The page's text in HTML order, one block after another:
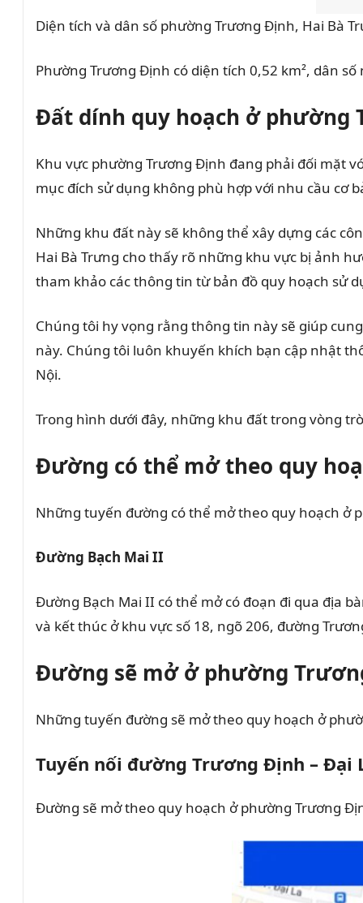
Diện tích và dân số phường Trương Định, Hai Bà
Phường Trương Định có diện tích 0,52 km², dân
Đất dính quy hoạch ở phường
Khu vực phường Trương Định đang phải đối mặt
mục đích sử dụng không phù hợp với nhu cầu cơ
Những khu đất này sẽ không thể xây dựng các
Hai Bà Trưng cho thấy rõ những khu vực bị ảnh
tham khảo các thông tin từ bản đồ quy hoạch sử
Chúng tôi hy vọng rằng thông tin này sẽ giúp
này. Chúng tôi luôn khuyến khích bạn cập nhật
Nội.
Trong hình dưới đây, những khu đất trong vòng
Đường có thể mở theo quy
Những tuyến đường có thể mở theo quy hoạch ở
Đường Bạch Mai II
Đường Bạch Mai II có thể mở có đoạn đi qua địa
và kết thúc ở khu vực số 18, ngõ 206, đường
Đường sẽ mở ở phường
Những tuyến đường sẽ mở theo quy hoạch ở
Tuyến nối đường Trương Định – Đại
Đường sẽ mở theo quy hoạch ở phường Trương